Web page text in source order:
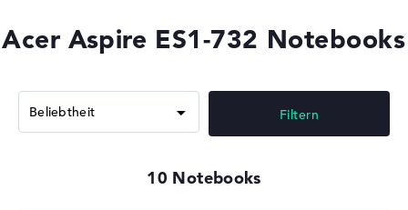
Acer Aspire ES1-732 Notebooks
10
Filtern